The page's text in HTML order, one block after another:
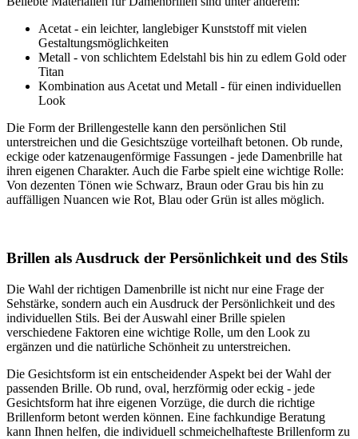
Acetat - ein leichter, langlebiger Kunststoff mit vielen
Gestaltungsmöglichkeiten
Metall - von schlichtem Edelstahl bis hin zu edlem Gold oder
Titan
Kombination aus Acetat und Metall - für einen individuellen
Look
Die Form der Brillengestelle kann den persönlichen Stil
unterstreichen und die Gesichtszüge vorteilhaft betonen. Ob runde,
eckige oder katzenaugenförmige Fassungen - jede Damenbrille hat
ihren eigenen Charakter. Auch die Farbe spielt eine wichtige Rolle:
Von dezenten Tönen wie Schwarz, Braun oder Grau bis hin zu
auffälligen Nuancen wie Rot, Blau oder Grün ist alles möglich.
Brillen als Ausdruck der Persönlichkeit und des Stils
Die Wahl der richtigen Damenbrille ist nicht nur eine Frage der
Sehstärke, sondern auch ein Ausdruck der Persönlichkeit und des
individuellen Stils. Bei der Auswahl einer Brille spielen
verschiedene Faktoren eine wichtige Rolle, um den Look zu
ergänzen und die natürliche Schönheit zu unterstreichen.
Die Gesichtsform ist ein entscheidender Aspekt bei der Wahl der
passenden Brille. Ob rund, oval, herzförmig oder eckig - jede
Gesichtsform hat ihre eigenen Vorzüge, die durch die richtige
Brillenform betont werden können. Eine fachkundige Beratung
kann Ihnen helfen, die individuell schmeichelhafteste Brillenform zu